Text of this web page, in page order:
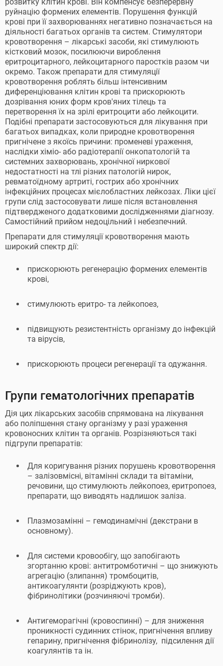
руйнацію формених елементів. Порушення функцій
крові при її захворюваннях негативно позначається на
діяльності багатьох органів та систем. Стимулятори
кровотворення – лікарські засоби, які стимулюють
кістковий мозок, посилюючи вироблення
еритроцитарного, лейкоцитарного паростків разом чи
окремо. Також препарати для стимуляції
кровотворення роблять більш інтенсивним
диференціювання клітин крові та прискорюють
дозрівання юних форм кров'яних тілець та
перетворення їх на зрілі еритроцити або лейкоцити.
Подібні препарати застосовуються для лікування при
багатьох випадках, коли природне кровотворення
пригнічене з якоїсь причини: променеві ураження,
наслідки хіміо- або радіотерапії онкопатологій та
системних захворювань, хронічної ниркової
недостатності на тлі різних патологій нирок,
ревматоїдному артриті, гострих або хронічних
інфекційних процесах мієлобластних лейкозах. Ліки цієї
групи слід застосовувати лише після встановлення
підтвердженого додатковими дослідженнями діагнозу.
Самостійний прийом недоцільний і небезпечний.
Препарати для стимуляції кровотворення мають
широкий спектр дії:
прискорюють регенерацію формених елементів
крові,
стимулюють еритро- та лейкопоез,
підвищують резистентність організму до інфекцій
та вірусів,
прискорюють процеси регенерації та одужання.
Групи гематологічних препаратів
Дія цих лікарських засобів спрямована на лікування
або поліпшення стану організму у разі ураження
кровоносних клітин та органів. Розрізняються такі
підгрупи препаратів:
Для коригування різних порушень кровотворення
– залізовмісні, вітамінні склади та вітаміни,
речовини, що стимулюють лейкопоез, еритропоез,
препарати, що виводять надлишок заліза.
Плазмозамінні – гемодинамічні (декстрани в
основному).
Для системи кровообігу, що запобігають
згортанню крові: антитромботичні – що знижують
агрегацію (злипання) тромбоцитів,
антикоагулянти (розріджують кров),
фібринолітики (розчиняючі тромби).
Антигеморагічні (кровоспинні) – для зниження
проникності судинних стінок, пригнічення впливу
гепарину, пригнічення фібринолізу, підсилення дії
коагулянтів та ін.